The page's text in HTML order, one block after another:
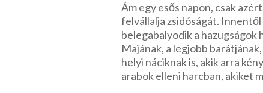
Ám egy esős napon, csak
felvállalja zsidóságát.
belegabalyodik a hazugságok
Majának, a legjobb
helyi náciknak is, akik arra
arabok elleni harcban, akiket